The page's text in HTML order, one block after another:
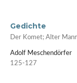
Gedichte
Der Komet; Alter
Adolf Meschendörfer
125-127